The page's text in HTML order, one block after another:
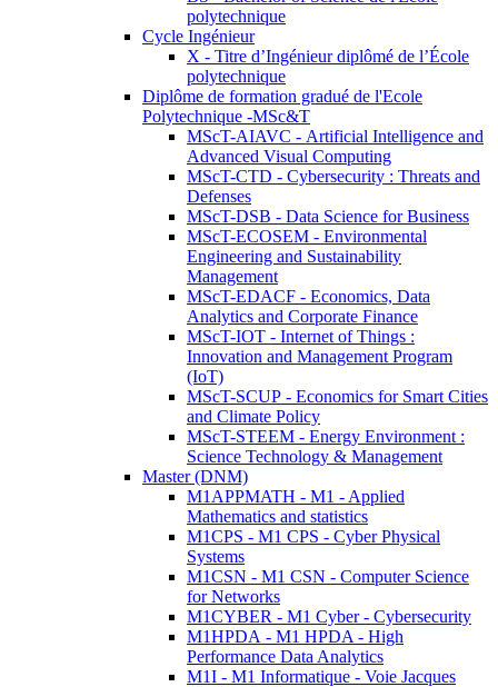
polytechnique
Cycle Ingénieur
X - Titre d’Ingénieur diplômé de l’École
polytechnique
Diplôme de formation gradué de l'Ecole
Polytechnique -MSc&T
MScT-AIAVC - Artificial Intelligence and
Advanced Visual Computing
MScT-CTD - Cybersecurity : Threats and
Defenses
MScT-DSB - Data Science for Business
MScT-ECOSEM - Environmental
Engineering and Sustainability
Management
MScT-EDACF - Economics, Data
Analytics and Corporate Finance
MScT-IOT - Internet of Things :
Innovation and Management Program
(IoT)
MScT-SCUP - Economics for Smart Cities
and Climate Policy
MScT-STEEM - Energy Environment :
Science Technology & Management
Master (DNM)
M1APPMATH - M1 - Applied
Mathematics and statistics
M1CPS - M1 CPS - Cyber Physical
Systems
M1CSN - M1 CSN - Computer Science
for Networks
M1CYBER - M1 Cyber - Cybersecurity
M1HPDA - M1 HPDA - High
Performance Data Analytics
M1I - M1 Informatique - Voie Jacques